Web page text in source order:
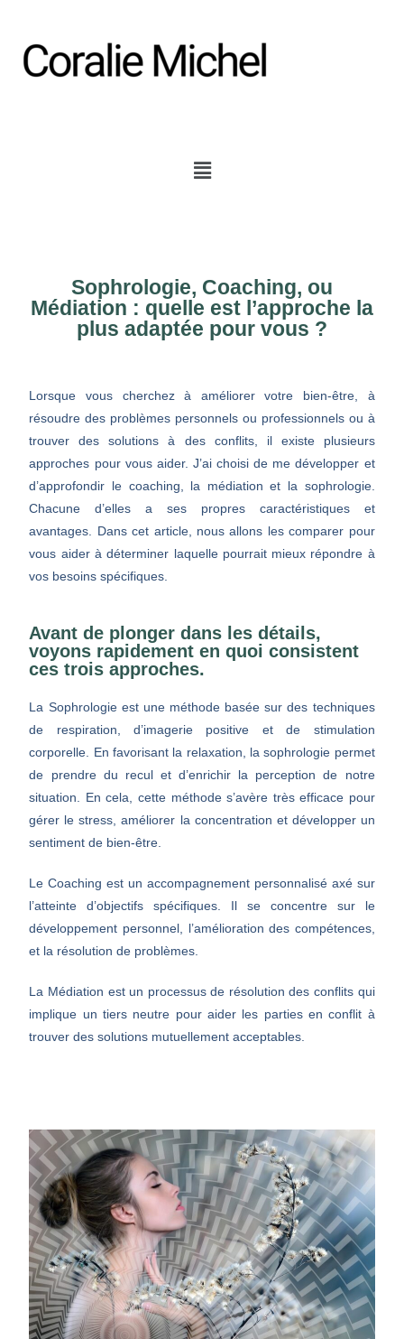
Sophrologie, Coaching, ou
Médiation : quelle est l’approche la
plus adaptée pour vous ?
Lorsque vous cherchez à améliorer votre bien-être, à
résoudre des problèmes personnels ou professionnels ou à
trouver des solutions à des conflits, il existe plusieurs
approches pour vous aider. J’ai choisi de me développer et
d’approfondir le coaching, la médiation et la sophrologie.
Chacune d’elles a ses propres caractéristiques et
avantages. Dans cet article, nous allons les comparer pour
vous aider à déterminer laquelle pourrait mieux répondre à
vos besoins spécifiques.
Avant de plonger dans les détails,
voyons rapidement en quoi consistent
ces trois approches.
La Sophrologie est une méthode basée sur des techniques
de respiration, d’imagerie positive et de stimulation
corporelle. En favorisant la relaxation, la sophrologie permet
de prendre du recul et d’enrichir la perception de notre
situation. En cela, cette méthode s’avère très efficace pour
gérer le stress, améliorer la concentration et développer un
sentiment de bien-être.
Le Coaching est un accompagnement personnalisé axé sur
l’atteinte d’objectifs spécifiques. Il se concentre sur le
développement personnel, l’amélioration des compétences,
et la résolution de problèmes.
La Médiation est un processus de résolution des conflits qui
implique un tiers neutre pour aider les parties en conflit à
trouver des solutions mutuellement acceptables.